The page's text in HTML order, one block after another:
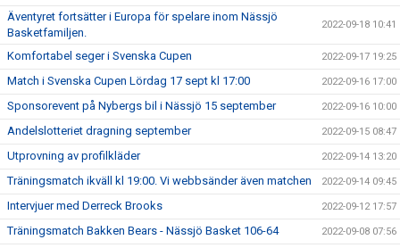
Äventyret fortsätter i Europa för spelare inom Nässjö
Basketfamiljen.
2022-09-18 10:41
Komfortabel seger i Svenska Cupen 2022-09-17 19:25
Match i Svenska Cupen Lördag 17 sept kl 17:00 2022-09-16 17:00
Sponsorevent på Nybergs bil i Nässjö 15 september 2022-09-16 10:00
Andelslotteriet dragning september 2022-09-15 08:47
Utprovning av profilkläder 2022-09-14 13:20
Träningsmatch ikväll kl 19:00. Vi webbsänder även matchen 2022-09-14 09:45
Intervjuer med Derreck Brooks 2022-09-12 17:57
Träningsmatch Bakken Bears - Nässjö Basket 106-64 2022-09-08 07:56